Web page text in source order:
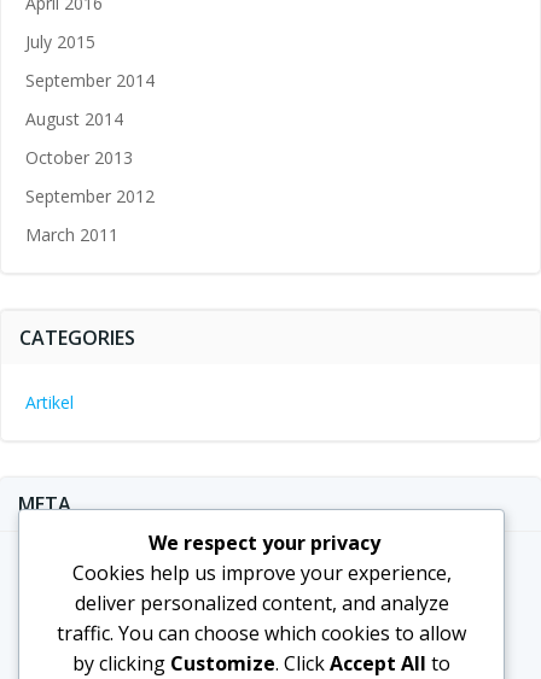
July 2015
September 2014
August 2014
October 2013
September 2012
March 2011
CATEGORIES
Artikel
META
Entries feed
Comments feed
We respect your privacy
Cookies help us improve your experience,
deliver personalized content, and analyze
traffic. You can choose which cookies to allow
by clicking Customize. ClickAccept All to